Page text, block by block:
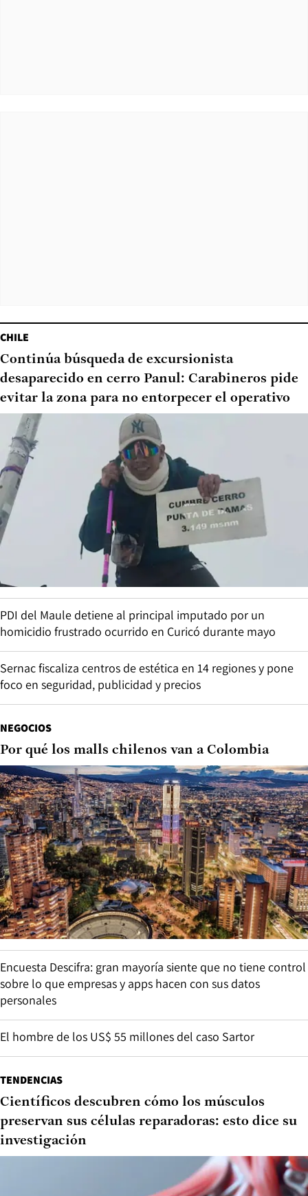
CHILE
Continúa búsqueda de excursionista
desaparecido en cerro Panul: Carabineros pide
evitar la zona para no entorpecer el operativo
PDI del Maule detiene al principal imputado por un
homicidio frustrado ocurrido en Curicó durante mayo
Sernac fiscaliza centros de estética en 14 regiones y pone
foco en seguridad, publicidad y precios
NEGOCIOS
Por qué los malls chilenos van a Colombia
Encuesta Descifra: gran mayoría siente que no tiene control
sobre lo que empresas y apps hacen con sus datos
personales
El hombre de los US$ 55 millones del caso Sartor
TENDENCIAS
Científicos descubren cómo los músculos
preservan sus células reparadoras: esto dice su
investigación